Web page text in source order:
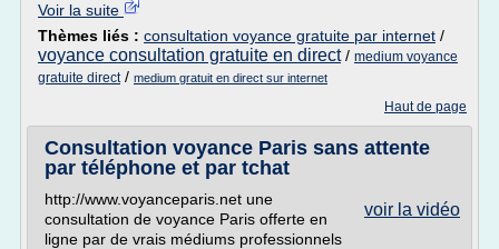
Voir la suite
Thèmes liés : consultation voyance gratuite par internet /
voyance consultation gratuite en direct/ medium voyance
gratuite direct/ medium gratuit en direct sur internet
Haut de page
Consultation voyance Paris sans attente
par téléphone et par tchat
voir la vidéo
http://www.voyanceparis.net une
consultation de voyance Paris offerte en
ligne par de vrais médiums professionnels